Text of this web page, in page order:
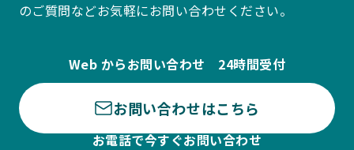
のご質問などお気軽にお問い合わせください。
Web からお問い合わせ 24時間受付
お問い合わせはこちら
お電話で今すぐお問い合わせ